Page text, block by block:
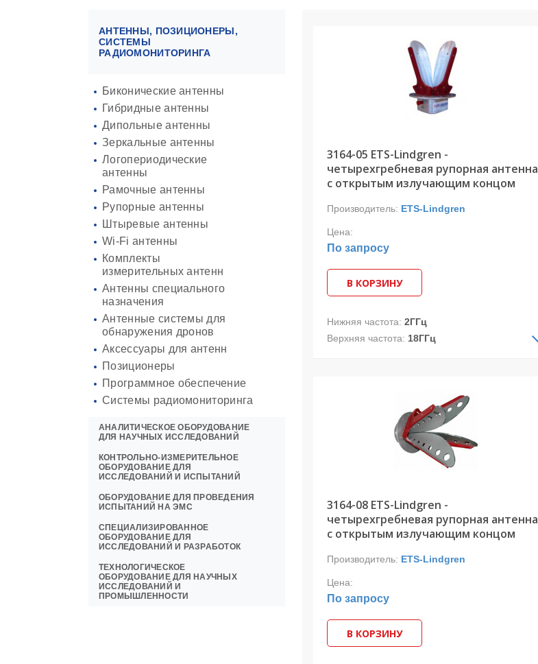
3164-05 ETS-Lindgren -
четырехгребневая рупорная антенна
с открытым излучающим концом
Производитель: ETS-Lindgren
Цена:
По запросу
В КОРЗИНУ
Нижняя частота: 2ГГц
Верхняя частота: 18ГГц
последних новинок в семействе
четырехгребневых антенн ETS-Lindgren,
обладает лучшими характеристиками
3164-08 ETS-Lindgren -
четырехгребневая рупорная антенна
с открытым излучающим концом
Производитель: ETS-Lindgren
Цена:
По запросу
В КОРЗИНУ
АНТЕННЫ, ПОЗИЦИОНЕРЫ,
СИСТЕМЫ
РАДИОМОНИТОРИНГА
Биконические антенны
Гибридные антенны
Дипольные антенны
Зеркальные антенны
Логопериодические
антенны
Рамочные антенны
Рупорные антенны
Штыревые антенны
Wi-Fi антенны
Комплекты
измерительных антенн
Антенны специального
назначения
Антенные системы для
обнаружения дронов
Аксессуары для антенн
Позиционеры
Программное обеспечение
Системы радиомониторинга
АНАЛИТИЧЕСКОЕ ОБОРУДОВАНИЕ
ДЛЯ НАУЧНЫХ ИССЛЕДОВАНИЙ
КОНТРОЛЬНО-ИЗМЕРИТЕЛЬНОЕ
ОБОРУДОВАНИЕ ДЛЯ
ИССЛЕДОВАНИЙ И ИСПЫТАНИЙ
ОБОРУДОВАНИЕ ДЛЯ ПРОВЕДЕНИЯ
ИСПЫТАНИЙ НА ЭМС
СПЕЦИАЛИЗИРОВАННОЕ
ОБОРУДОВАНИЕ ДЛЯ
ИССЛЕДОВАНИЙ И РАЗРАБОТОК
ТЕХНОЛОГИЧЕСКОЕ
ОБОРУДОВАНИЕ ДЛЯ НАУЧНЫХ
ИССЛЕДОВАНИЙ И
ПРОМЫШЛЕННОСТИ